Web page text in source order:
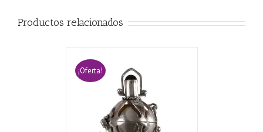
Productos relacionados
¡Oferta!